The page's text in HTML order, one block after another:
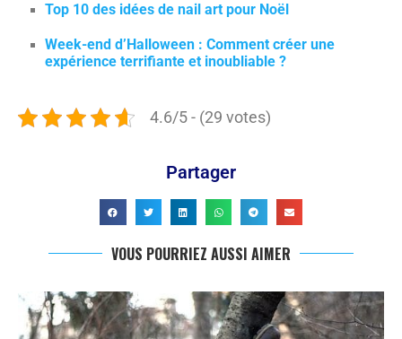
Top 10 des idées de nail art pour Noël
Week-end d’Halloween : Comment créer une
expérience terrifiante et inoubliable ?
4.6/5 - (29 votes)
Partager
VOUS POURRIEZ AUSSI AIMER